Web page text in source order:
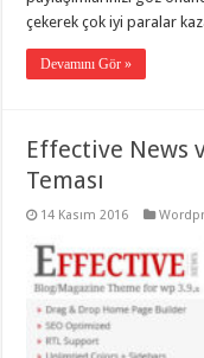
çekerek çok iyi paralar
Devamını Gör »
Effective News
Teması
14 Kasım 2016